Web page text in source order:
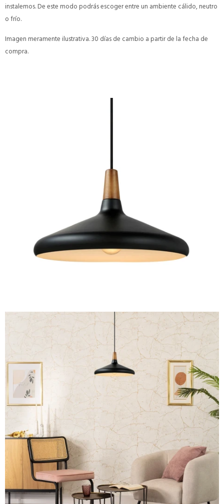
instalemos. De este modo podrás escoger entre un ambiente cálido, neutro
o frío.
Imagen meramente ilustrativa. 30 días de cambio a partir de la fecha de
compra.